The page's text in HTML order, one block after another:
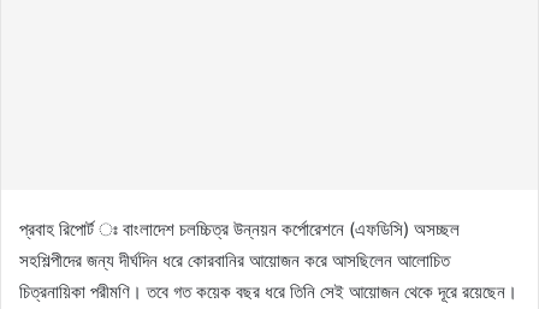
প্রবাহ রিপোর্ট ঃ বাংলাদেশ চলচ্চিত্র উন্নয়ন কর্পোরেশনে (এফডিসি) অসচ্ছল
সহশিল্পীদের জন্য দীর্ঘদিন ধরে কোরবানির আয়োজন করে আসছিলেন আলোচিত
চিত্রনায়িকা পরীমণি। তবে গত কয়েক বছর ধরে তিনি সেই আয়োজন থেকে দূরে রয়েছেন।